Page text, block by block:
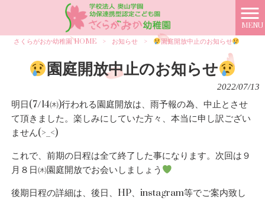
MENU
さくらがおか幼稚園 HOME
> お知らせ > 園庭開放中止のお知らせ
園庭開放中止のお知らせ
2022/07/13
明日(7/14㈭)行われる園庭開放は、雨予報の為、中止とさせ
て頂きました。楽しみにしていた方々、本当に申し訳ござい
ません(>_<)
これで、前期の日程は全て終了した事になります。次回は９
月８日㈭園庭開放でお会いしましょう
後期日程の詳細は、後日、HP、instagram等でご案内致し